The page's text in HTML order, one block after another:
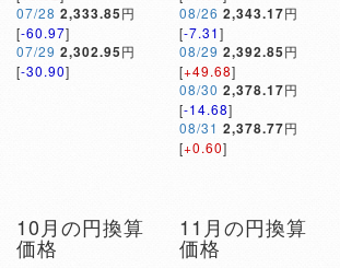
07/28 2,333.85円
[-60.97]
07/29 2,302.95円
[-30.90]
08/26 2,343.17円
[-7.31]
08/29 2,392.85円
[+49.68]
08/30 2,378.17円
[-14.68]
08/31 2,378.77円
[+0.60]
10月の円換算
価格
11月の円換算
価格